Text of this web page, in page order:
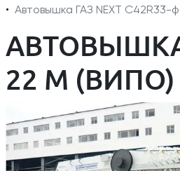
Автовышка ГАЗ NEXT С42R33-
АВТОВЫШКА
22 М (ВИПО)